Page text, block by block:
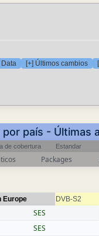
Data [+] Últimos cambios
país - Últimas
de cobertura Estandar
Packages
Europe DVB-S2
SES
SES